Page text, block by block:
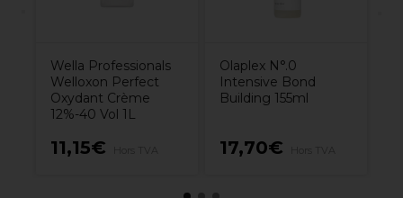
Wella Professionals
Welloxon Perfect
Oxydant Crème
12%-40 Vol 1L
11,15€
Olaplex N°.0
Intensive Bond
Building 155ml
17,70€